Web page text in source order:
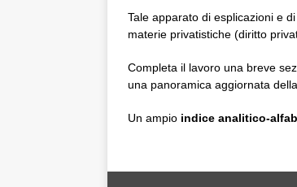
Tale apparato di esplicazioni e
materie privatistiche (diritto
Completa il lavoro una breve
una panoramica aggiornata
Un ampio indice analitico-